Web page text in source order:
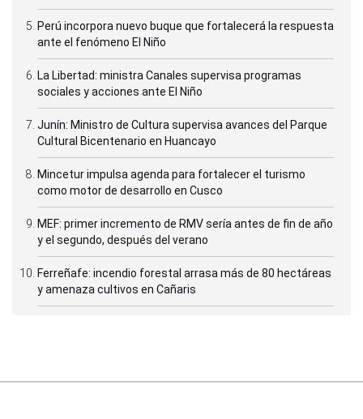
Perú incorpora nuevo buque que fortalecerá la respuesta
ante el fenómeno El Niño
La Libertad: ministra Canales supervisa programas
sociales y acciones ante El Niño
Junín: Ministro de Cultura supervisa avances del Parque
Cultural Bicentenario en Huancayo
Mincetur impulsa agenda para fortalecer el turismo
como motor de desarrollo en Cusco
MEF: primer incremento de RMV sería antes de fin de año
y el segundo, después del verano
Ferreñafe: incendio forestal arrasa más de 80 hectáreas
y amenaza cultivos en Cañaris